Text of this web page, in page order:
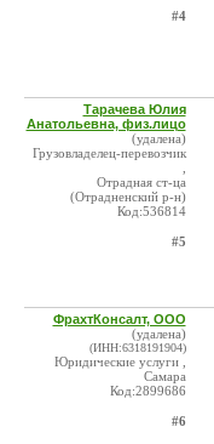
#4
Тарачева Юлия
Анатольевна, физ.лицо
(удалена)
Грузовладелец-перевозчик
Отрадная ст-ца
(Отрадненский р-н)
Код:536814
#5
ФрахтКонсалт, ООО
(удалена)
(ИНН:6318191904)
Юридические услуги ,
Самара
Код:2899686
#6